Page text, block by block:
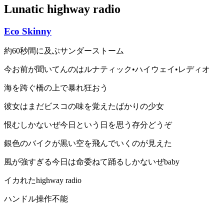
Lunatic highway radio
Eco Skinny
約60秒間に及ぶサンダーストーム
今お前が聞いてんのはルナティック•ハイウェイ•レディオ
海を跨ぐ橋の上で暴れ狂おう
彼女はまだビスコの味を覚えたばかりの少女
恨むしかないぜ今日という日を思う存分どうぞ
銀色のバイクが黒い空を飛んでいくのが見えた
風が強すぎる今日は命委ねて踊るしかないぜbaby
イカれたhighway radio
ハンドル操作不能